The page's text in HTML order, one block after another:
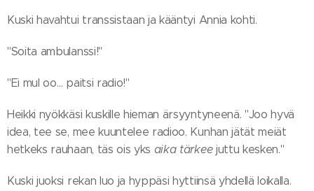
Kuski havahtui transsistaan ja kääntyi Annia kohti.
"Soita ambulanssi!"
"Ei mul oo… paitsi radio!"
Heikki nyökkäsi kuskille hieman ärsyyntyneenä. "Joo hyvä
idea, tee se, mee kuuntelee radioo. Kunhan jätät meiät
hetkeks rauhaan, täs ois yks aika tärkeejuttu kesken."
Kuski juoksi rekan luo ja hyppäsi hyttiinsä yhdellä loikalla.